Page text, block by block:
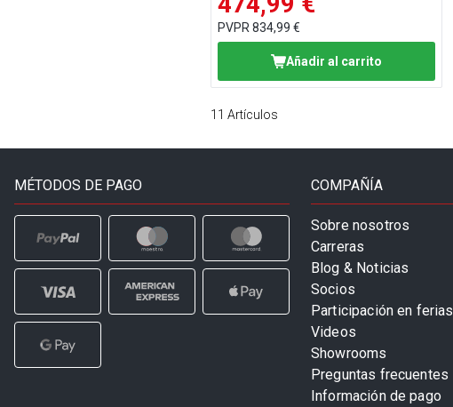
PVPR 834,99 €
Añadir al carrito
11 Artículos
MÉTODOS DE PAGO COMPAÑÍA
Sobre nosotros
Carreras
Blog & Noticias
Socios
Participación en ferias
Videos
Showrooms
Preguntas frecuentes
Información de pago